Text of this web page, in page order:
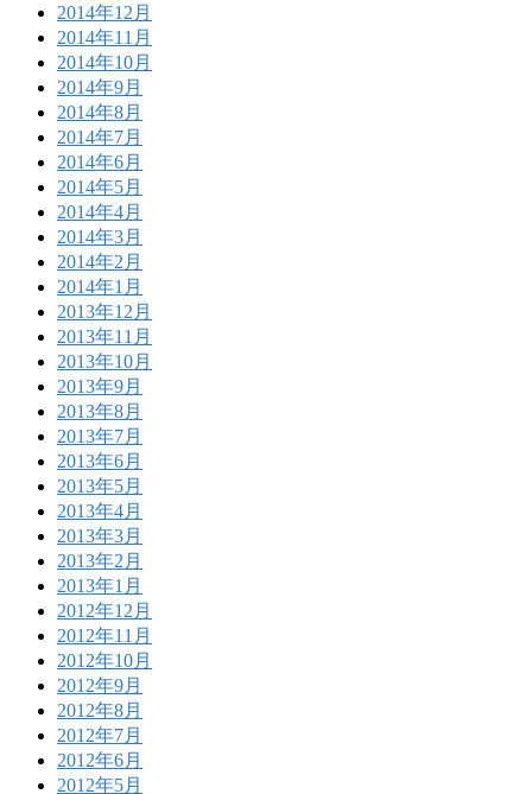
2014年12月
2014年11月
2014年10月
2014年9月
2014年8月
2014年7月
2014年6月
2014年5月
2014年4月
2014年3月
2014年2月
2014年1月
2013年12月
2013年11月
2013年10月
2013年9月
2013年8月
2013年7月
2013年6月
2013年5月
2013年4月
2013年3月
2013年2月
2013年1月
2012年12月
2012年11月
2012年10月
2012年9月
2012年8月
2012年7月
2012年6月
2012年5月